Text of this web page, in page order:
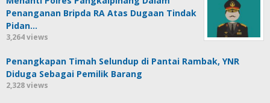
Penanganan Bripda RA Atas Dugaan Tindak
Pidan…
3,264 views
Penangkapan Timah Selundup di Pantai Rambak, YNR
Diduga Sebagai Pemilik Barang
2,328 views